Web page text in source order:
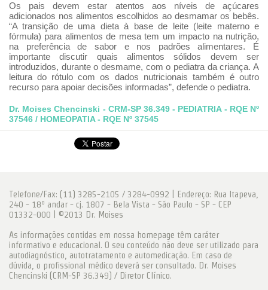
Os pais devem estar atentos aos níveis de açúcares
adicionados nos alimentos escolhidos ao desmamar os bebês.
“A transição de uma dieta à base de leite (leite materno e
fórmula) para alimentos de mesa tem um impacto na nutrição,
na preferência de sabor e nos padrões alimentares. É
importante discutir quais alimentos sólidos devem ser
introduzidos, durante o desmame, com o pediatra da criança. A
leitura do rótulo com os dados nutricionais também é outro
recurso para apoiar decisões informadas”, defende o pediatra.
Dr. Moises Chencinski - CRM-SP 36.349 - PEDIATRIA - RQE Nº
37546 / HOMEOPATIA - RQE Nº 37545
Telefone/Fax: (11) 3285-2105 / 3284-0992 | Endereço: Rua Itapeva,
240 - 18º andar - cj. 1807 - Bela Vista - São Paulo - SP - CEP
01332-000 | ©2013 Dr. Moises
As informações contidas em nossa homepage têm caráter
informativo e educacional. O seu conteúdo não deve ser utilizado para
autodiagnóstico, autotratamento e automedicação. Em caso de
dúvida, o profissional médico deverá ser consultado. Dr. Moises
Chencinski (CRM-SP 36.349) / Diretor Clínico.